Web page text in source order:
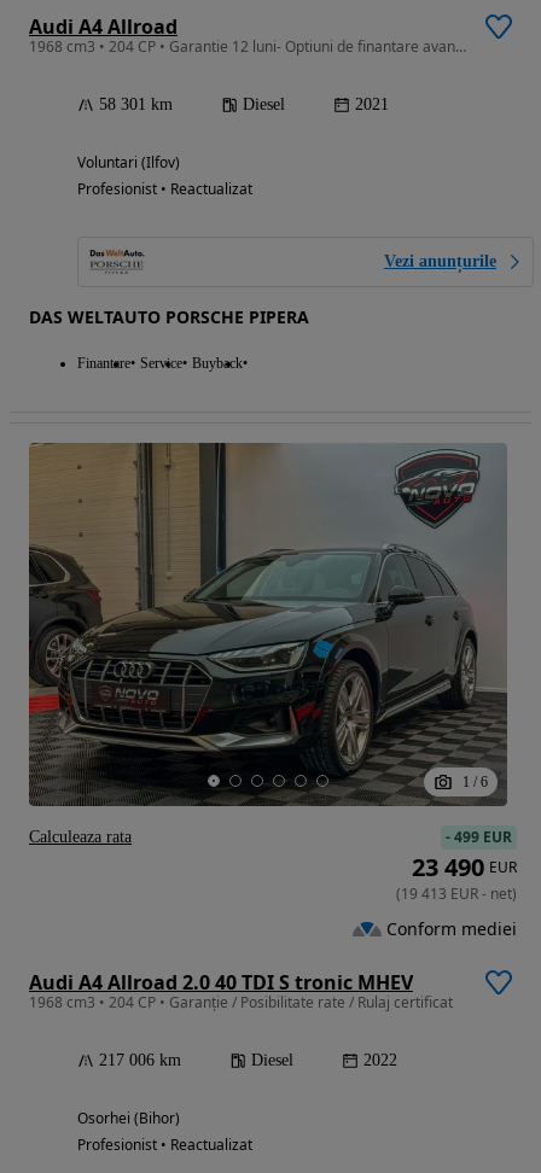
Audi A4 Allroad
1968 cm3 • 204 CP • Garantie 12 luni- Optiuni de finantare avantajoase
58 301 km Diesel 2021
Voluntari (Ilfov)
Profesionist • Reactualizat
Vezi anunțurile
DAS WELTAUTO PORSCHE PIPERA
Finantare Service Buyback
1 / 6
Audi A4 Allroad 2.0 40 TDI S tronic MHEV
1968 cm3 • 204 CP • Garanție / Posibilitate rate / Rulaj certificat
217 006 km Diesel 2022
Osorhei (Bihor)
Profesionist • Reactualizat
-499 EUR
23 490 EUR
(19 413 EUR- net)
Conform mediei
Calculeaza rata